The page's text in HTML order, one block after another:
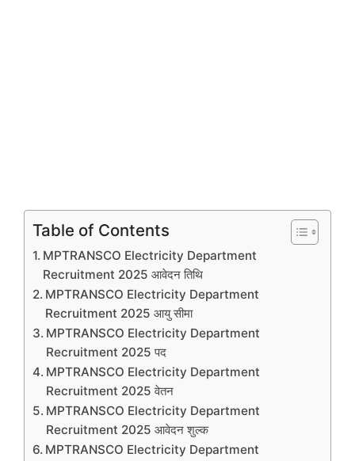
Table of Contents
MPTRANSCO Electricity Department
Recruitment 2025 आवेदन तिथि
MPTRANSCO Electricity Department
Recruitment 2025 आयु सीमा
MPTRANSCO Electricity Department
Recruitment 2025 पद
MPTRANSCO Electricity Department
Recruitment 2025 वेतन
MPTRANSCO Electricity Department
Recruitment 2025 आवेदन शुल्क
MPTRANSCO Electricity Department